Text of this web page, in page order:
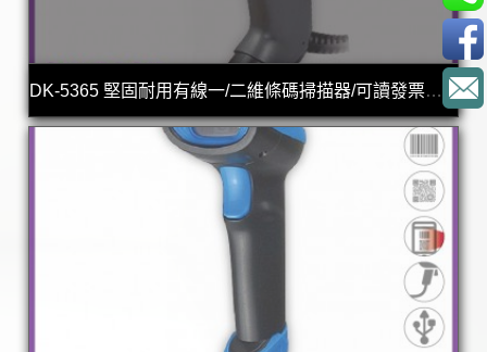
DK-5365 堅固耐用有線一/二維條碼掃描器/可讀發票上的中文品名